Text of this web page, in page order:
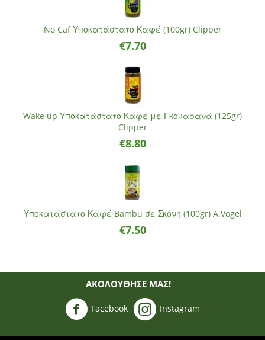
No Caf Υποκατάστατο Καφέ (100gr) Clipper
€7.70
Wake up Υποκατάστατο Καφέ με Γκουαρανά (125gr)
Clipper
€8.80
Υποκατάστατο Καφέ Bambu σε Σκόνη (100gr) A.Vogel
€7.50
ΑΚΟΛΟΥΘΗΣΈ ΜΑΣ!
Facebook Instagram